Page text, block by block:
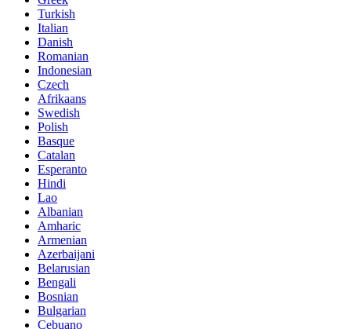
Turkish
Italian
Danish
Romanian
Indonesian
Czech
Afrikaans
Swedish
Polish
Basque
Catalan
Esperanto
Hindi
Lao
Albanian
Amharic
Armenian
Azerbaijani
Belarusian
Bengali
Bosnian
Bulgarian
Cebuano